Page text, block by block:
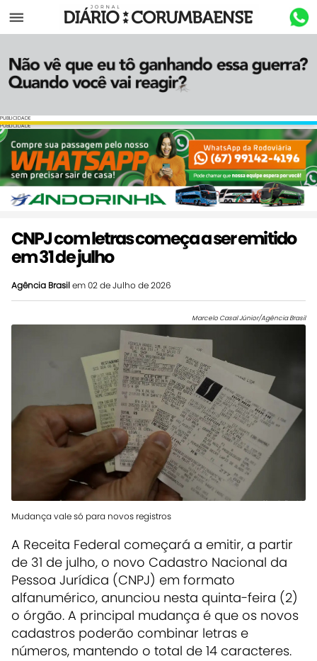
Menu
PUBLICIDADE
PUBLICIDADE
CNPJ com letras começa a ser emitido
em 31 de julho
Agência Brasilem 02 de Julho de 2026
Marcelo Casal Júnior/Agência Brasil
Mudança vale só para novos registros
A Receita Federal começará a emitir, a partir
de 31 de julho, o novo Cadastro Nacional da
Pessoa Jurídica (CNPJ) em formato
alfanumérico, anunciou nesta quinta-feira (2)
o órgão. A principal mudança é que os novos
cadastros poderão combinar letras e
números, mantendo o total de 14 caracteres.